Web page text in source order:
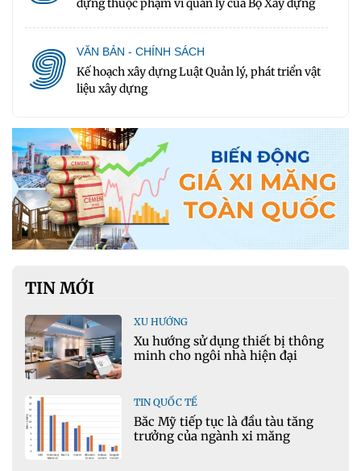
dựng thuộc phạm vi quản lý của Bộ Xây dựng
9 VĂN BẢN - CHÍNH SÁCH
Kế hoạch xây dựng Luật Quản lý, phát triển vật
liệu xây dựng
TIN MỚI
XU HƯỚNG
Xu hướng sử dụng thiết bị thông
minh cho ngôi nhà hiện đại
TIN QUỐC TẾ
Bắc Mỹ tiếp tục là đầu tàu tăng
trưởng của ngành xi măng